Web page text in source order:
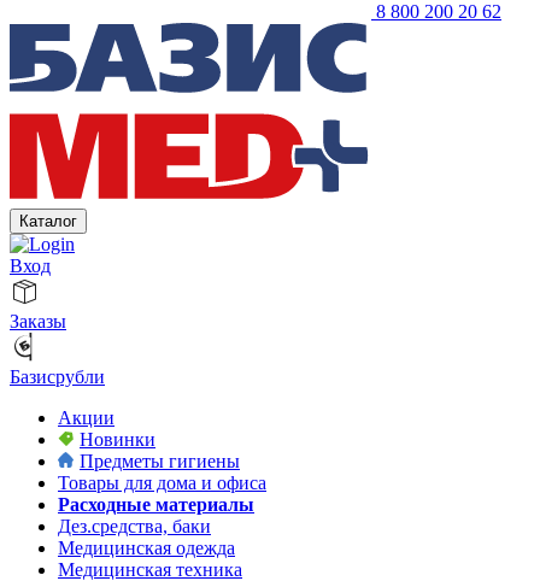
8 800 200 20 62
Каталог
Вход
Заказы
Базисрубли
Акции
Новинки
Предметы гигиены
Товары для дома и офиса
Расходные материалы
Дез.средства, баки
Медицинская одежда
Медицинская техника